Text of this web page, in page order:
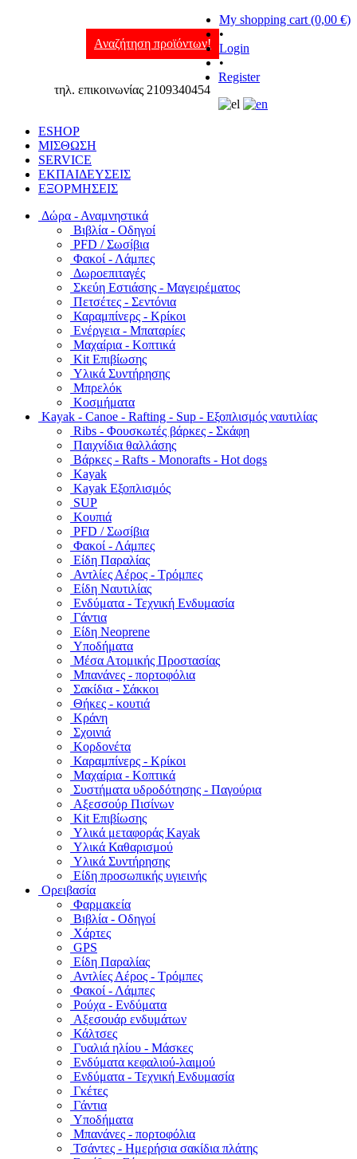
Αναζήτηση προϊόντων!
τηλ. επικοινωνίας 2109340454
My shopping cart (0,00 €)
•
Login
•
Register
ESHOP
ΜΙΣΘΩΣΗ
SERVICE
ΕΚΠΑΙΔΕΥΣΕΙΣ
ΕΞΟΡΜΗΣΕΙΣ
Δώρα - Αναμνηστικά
Βιβλία - Οδηγοί
PFD / Σωσίβια
Φακοί - Λάμπες
Δωροεπιταγές
Σκεύη Εστιάσης - Μαγειρέματος
Πετσέτες - Σεντόνια
Καραμπίνερς - Κρίκοι
Ενέργεια - Μπαταρίες
Μαχαίρια - Κοπτικά
Kit Επιβίωσης
Υλικά Συντήρησης
Μπρελόκ
Κοσμήματα
Kayak - Canoe - Rafting - Sup - Εξοπλισμός ναυτιλίας
Ribs - Φουσκωτές βάρκες - Σκάφη
Παιχνίδια θαλλάσης
Βάρκες - Rafts - Monorafts - Hot dogs
Kayak
Kayak Εξοπλισμός
SUP
Κουπιά
PFD / Σωσίβια
Φακοί - Λάμπες
Είδη Παραλίας
Αντλίες Αέρος - Τρόμπες
Είδη Ναυτιλίας
Ενδύματα - Τεχνική Ενδυμασία
Γάντια
Είδη Neoprene
Υποδήματα
Μέσα Ατομικής Προστασίας
Μπανάνες - πορτοφόλια
Σακίδια - Σάκκοι
Θήκες - κουτιά
Κράνη
Σχοινιά
Κορδονέτα
Καραμπίνερς - Κρίκοι
Μαχαίρια - Κοπτικά
Συστήματα υδροδότησης - Παγούρια
Αξεσσούρ Πισίνων
Kit Επιβίωσης
Υλικά μεταφοράς Kayak
Υλικά Καθαρισμού
Υλικά Συντήρησης
Είδη προσωπικής υγιεινής
Ορειβασία
Φαρμακεία
Βιβλία - Οδηγοί
Χάρτες
GPS
Είδη Παραλίας
Αντλίες Αέρος - Τρόμπες
Φακοί - Λάμπες
Ρούχα - Ενδύματα
Αξεσουάρ ενδυμάτων
Κάλτσες
Γυαλιά ηλίου - Μάσκες
Ενδύματα κεφαλιού-λαιμού
Ενδύματα - Τεχνική Ενδυμασία
Γκέτες
Γάντια
Υποδήματα
Μπανάνες - πορτοφόλια
Τσάντες - Ημερήσια σακίδια πλάτης